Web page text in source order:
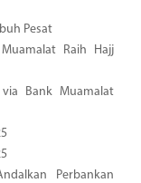
Pesat
Raih Hajj
via Bank Muamalat
Perbankan